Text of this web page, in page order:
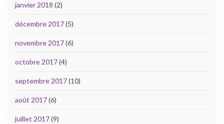
janvier 2018 (2)
décembre 2017(5)
novembre 2017(6)
octobre 2017(4)
septembre 2017(10)
août 2017(6)
juillet 2017(9)